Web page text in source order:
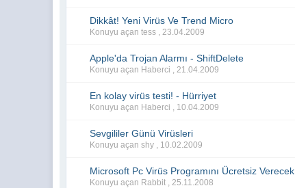
Dikkât! Yeni Virüs Ve Trend Micro
Konuyu açan tess ,23.04.2009
Apple'da Trojan Alarmı - ShiftDelete
Konuyu açan Haberci ,21.04.2009
En kolay virüs testi! - Hürriyet
Konuyu açan Haberci , 10.04.2009
Sevgililer Günü Virüsleri
Konuyu açan shy , 10.02.2009
Microsoft Pc Virüs Programını Ücretsiz Verecek
Konuyu açan Rabbit ,25.11.2008